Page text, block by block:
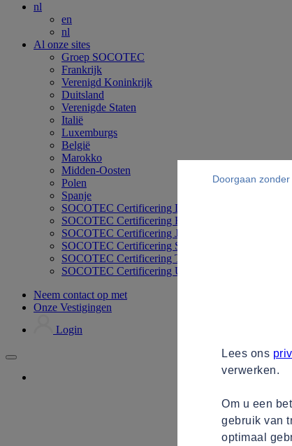
nl
en
nl
Al onze sites
Groep SOCOTEC
Frankrijk
Verenigd Koninkrijk
Duitsland
Verenigde Staten
Italië
Luxemburgs
België
Marokko
Midden-Oosten
Polen
Spanje
SOCOTEC Certificering Duitsland
SOCOTEC Certificering Filipijnen
SOCOTEC Certificering Japan
SOCOTEC Certificering Singapore
SOCOTEC Certificering Thailand
SOCOTEC Certificering UK
Neem contact op met
Onze Vestigingen
Login
Lees ons
verwerken.
Om u een
gebruik van
optimaal
Doorgaan